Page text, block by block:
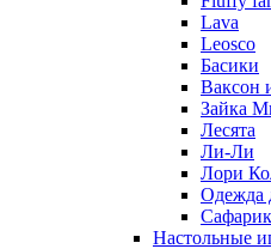
Lava
Leosco
Басики
Ваксон
Зайка
Лесята
Ли-Ли
Лори
Одежда
Настольные